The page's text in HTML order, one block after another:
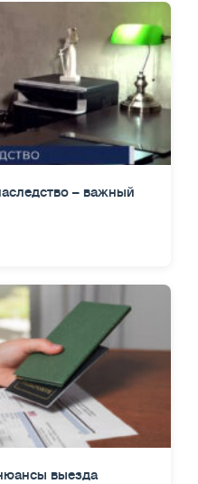
– важный
выезда